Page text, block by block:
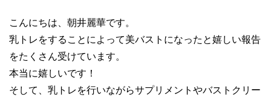
こんにちは、朝井麗華です。
乳トレをすることによって美バストになったと嬉しい報告
をたくさん受けています。
本当に嬉しいです！
そして、乳トレを行いながらサプリメントやバストクリー